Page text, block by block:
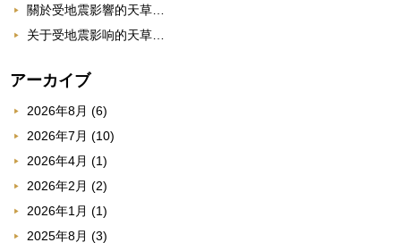
關於受地震影響的天草…
关于受地震影响的天草…
アーカイブ
2026年8月 (6)
2026年7月 (10)
2026年4月 (1)
2026年2月 (2)
2026年1月 (1)
2025年8月 (3)